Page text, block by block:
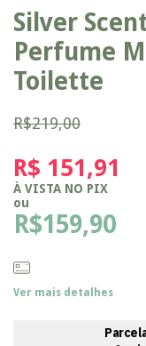
Silver
Perfume
Toilette
R$219,00
R$ 151,91
À VISTA NO PIX
ou
R$159,90
Ver mais detalhes